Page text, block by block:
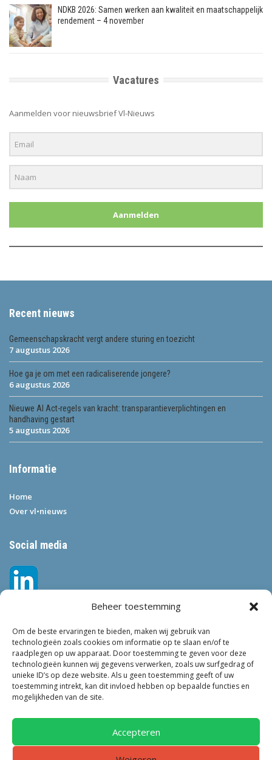
Beheer toestemming
Om de beste ervaringen te bieden, maken wij gebruik van
technologieën zoals cookies om informatie op te slaan en/of te
raadplegen op uw apparaat. Door toestemming te geven voor deze
technologieën kunnen wij gegevens verwerken, zoals uw surfgedrag of
unieke ID’s op deze website. Als u geen toestemming geeft of uw
toestemming intrekt, kan dit invloed hebben op bepaalde functies en
mogelijkheden van de site.
Accepteren
NDKB 2026: Samen werken aan kwaliteit en maatschappelijk
rendement – 4 november
Vacatures
Aanmelden voor nieuwsbrief Vl-Nieuws
Aanmelden
Recent nieuws
Gemeenschapskracht vergt andere sturing en toezicht
7 augustus 2026
Hoe ga je om met een radicaliserende jongere?
6 augustus 2026
Nieuwe AI Act-regels van kracht: transparantieverplichtingen en
handhaving gestart
5 augustus 2026
Informatie
Home
Over vl•nieuws
Social media
Tags
VEILIGHEID LEEFBAARHEID
OM KINDEREN
ONDERMIJNING